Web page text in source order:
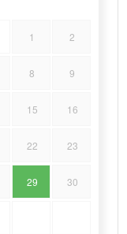
1 2
8 9
15 16
22 23
29 30